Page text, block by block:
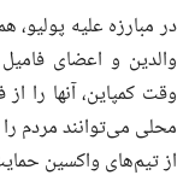
در مبارزه علیه
والدین و اعضای
وقت کمپاین، آنها را
محلی می‌توانند مردم
از تیم‌های واکسین